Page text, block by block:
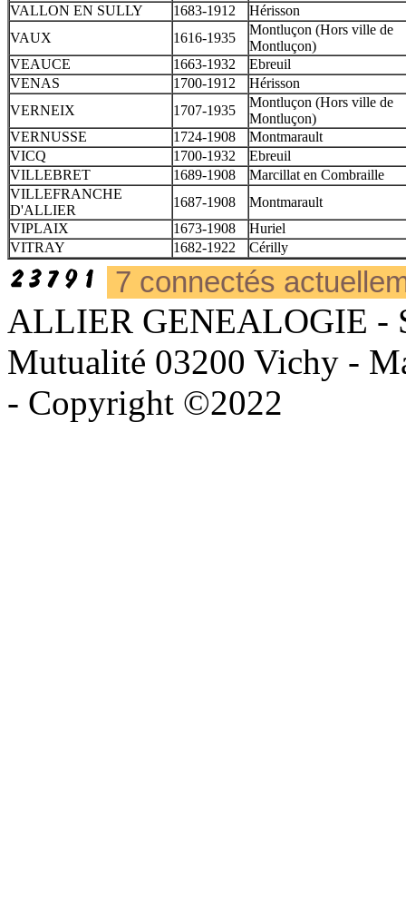
VALLON EN SULLY
1683-1912
Hérisson
VAUX
1616-1935
Montluçon (Hors ville de
Montluçon)
VEAUCE
1663-1932
Ebreuil
VENAS
1700-1912
Hérisson
VERNEIX
1707-1935
Montluçon (Hors ville de
Montluçon)
VERNUSSE
1724-1908
Montmarault
VICQ
1700-1932
Ebreuil
VILLEBRET
1689-1908
Marcillat en Combraille
VILLEFRANCHE
D'ALLIER
1687-1908
Montmarault
VIPLAIX
1673-1908
Huriel
VITRAY
1682-1922 Cérilly
7 connectés
ALLIER GENEALOGIE -
Mutualité 03200 Vichy -
- Copyright ©2022